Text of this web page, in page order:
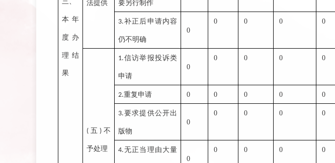
本年
度办
理结
果
法提供 要另行制作
3.补正后申请内容
仍不明确
0
0 0 0 0
( 五 )不
予处理
1.信访举报投诉类
申请
0
0 0 0 0
2.重复申请 0 0 0 0 0
3.要求提供公开出
版物
0
0 0 0 0
4.无正当理由大量
0
0 0 0 0